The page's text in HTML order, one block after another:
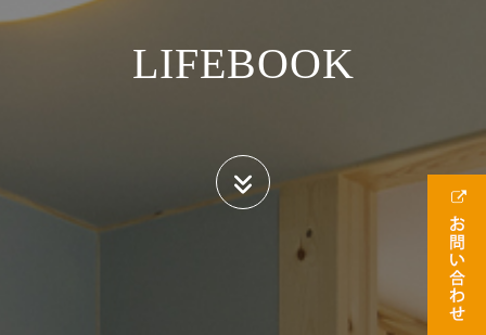
LIFEBOOK